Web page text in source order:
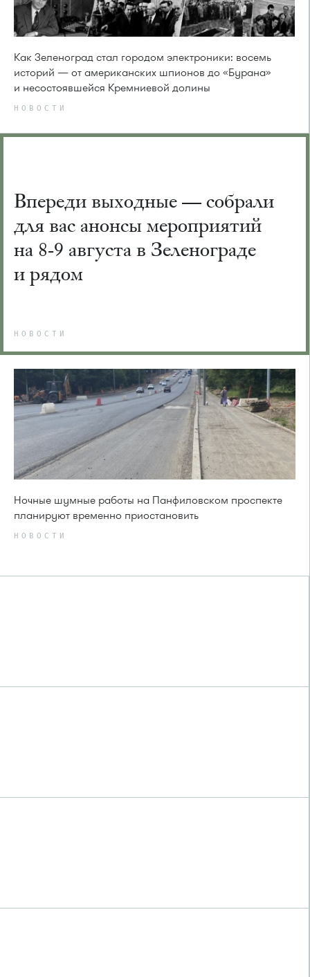
Как Зеленоград стал городом электроники: восемь
историй — от американских шпионов до «Бурана»
и несостоявшейся Кремниевой долины
НОВОСТИ
Впереди выходные — собрали
для вас анонсы мероприятий
на 8-9 августа в Зеленограде
и рядом
НОВОСТИ
Ночные шумные работы на Панфиловском проспекте
планируют временно приостановить
НОВОСТИ